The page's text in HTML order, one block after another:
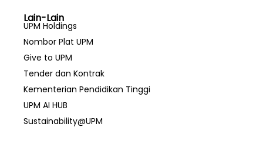
Lain-Lain
UPM Holdings
Nombor Plat UPM
Give to UPM
Tender dan Kontrak
Kementerian Pendidikan Tinggi
UPM AI HUB
Sustainability@UPM